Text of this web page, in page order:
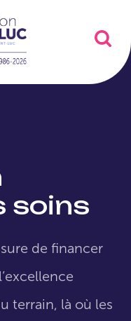
soins
de financer
terrain, là où les